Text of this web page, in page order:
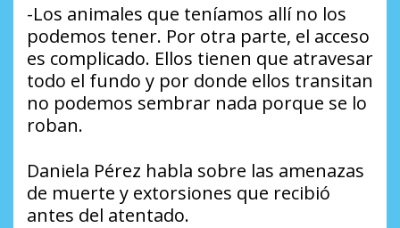
-Los animales que teníamos allí no los
podemos tener. Por otra parte, el acceso
es complicado. Ellos tienen que atravesar
todo el fundo y por donde ellos transitan
no podemos sembrar nada porque se lo
roban.
Daniela Pérez habla sobre las amenazas
de muerte y extorsiones que recibió
antes del atentado.